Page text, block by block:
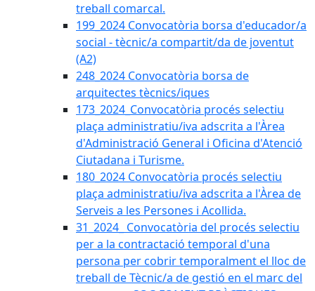
treball comarcal.
199_2024 Convocatòria borsa d'educador/a
social - tècnic/a compartit/da de joventut
(A2)
248_2024 Convocatòria borsa de
arquitectes tècnics/iques
173_2024_Convocatòria procés selectiu
plaça administratiu/iva adscrita a l'Àrea
d'Administració General i Oficina d'Atenció
Ciutadana i Turisme.
180_2024 Convocatòria procés selectiu
plaça administratiu/iva adscrita a l'Àrea de
Serveis a les Persones i Acollida.
31_2024_ Convocatòria del procés selectiu
per a la contractació temporal d'una
persona per cobrir temporalment el lloc de
treball de Tècnic/a de gestió en el marc del